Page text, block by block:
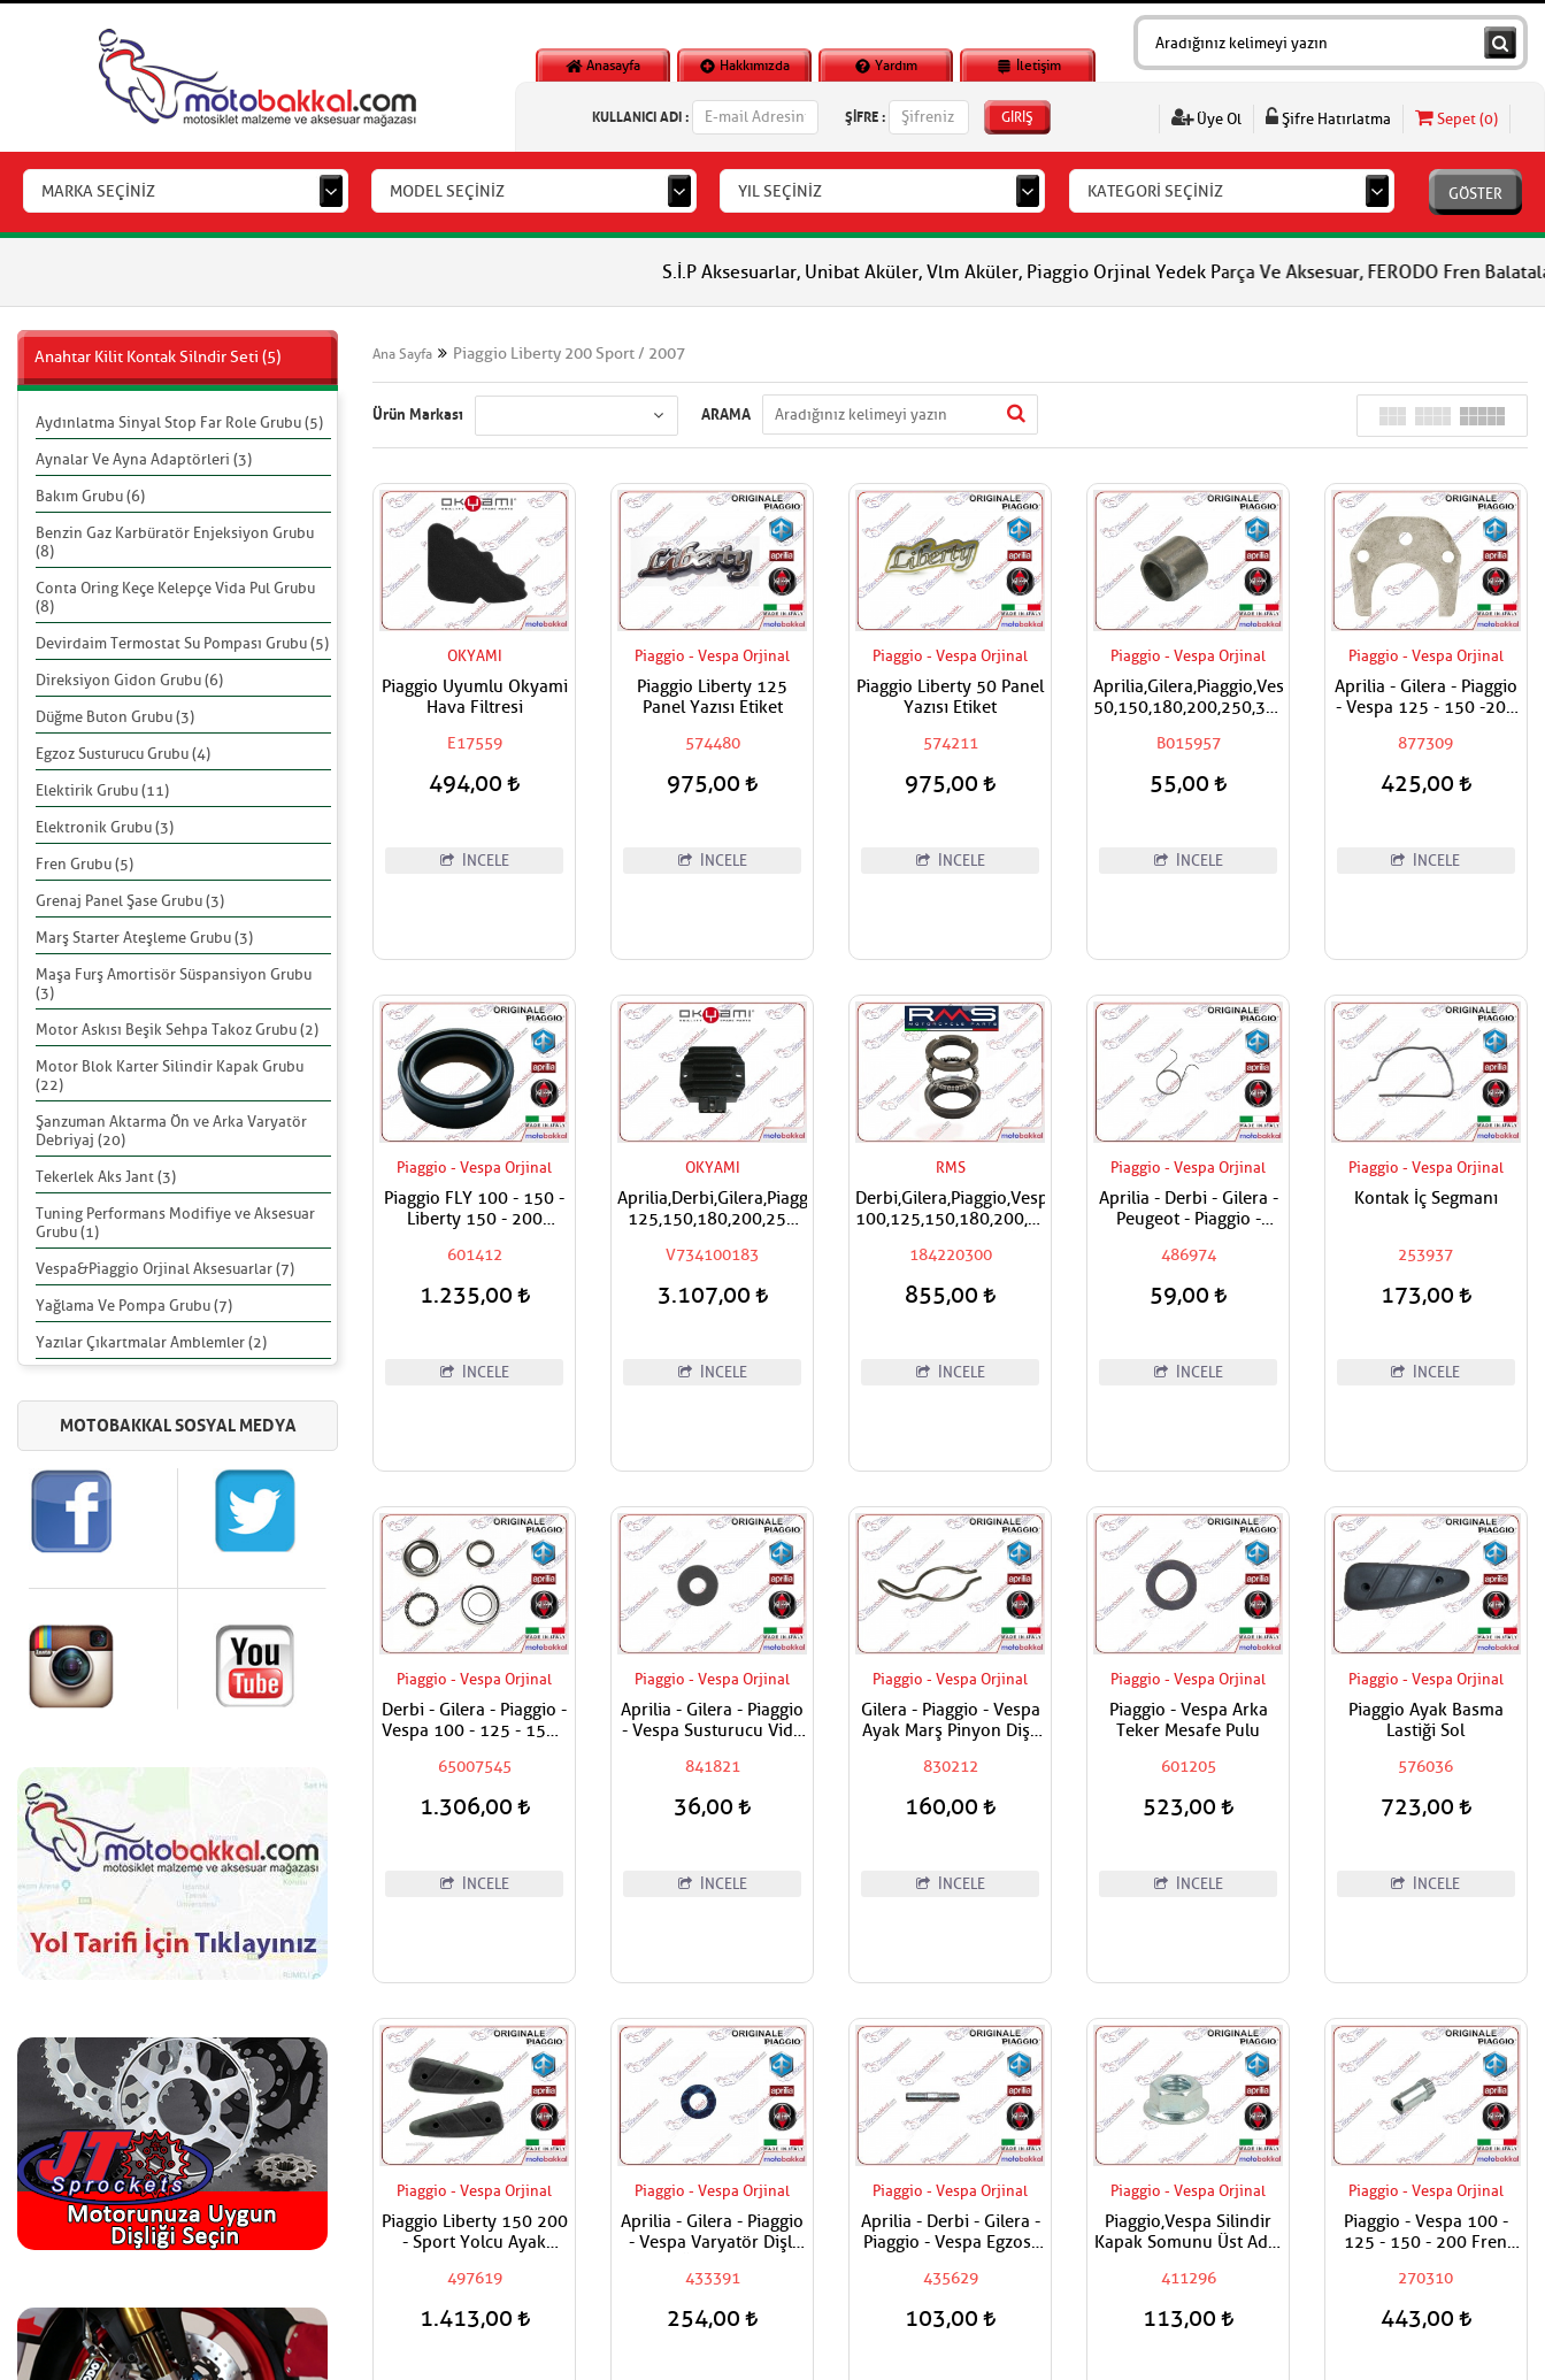
Anasayfa Hakkımızda Yardım İletişim
KULLANICI ADI : ŞİFRE : GİRİŞ Üye Ol Şifre Hatırlatma Sepet (0)
MARKA SEÇİNİZ MODEL SEÇİNİZ YIL SEÇİNİZ KATEGORİ SEÇİNİZ GÖSTER
S.İ.P Aksesuarlar, Unibat Aküler, Vlm Aküler, Piaggio Orjinal Yedek Parça Ve Aksesuar, FERODO Fren Balataları,
Anahtar Kilit Kontak Silndir Seti (5)
Aydınlatma Sinyal Stop Far Role Grubu (5)
Aynalar Ve Ayna Adaptörleri (3)
Bakım Grubu (6)
Benzin Gaz Karbüratör Enjeksiyon Grubu
(8)
Conta Oring Keçe Kelepçe Vida Pul Grubu
(8)
Devirdaim Termostat Su Pompası Grubu (5)
Direksiyon Gidon Grubu (6)
Düğme Buton Grubu (3)
Egzoz Susturucu Grubu (4)
Elektirik Grubu (11)
Elektronik Grubu (3)
Fren Grubu (5)
Grenaj Panel Şase Grubu (3)
Marş Starter Ateşleme Grubu (3)
Maşa Furş Amortisör Süspansiyon Grubu
(3)
Motor Askısı Beşik Sehpa Takoz Grubu (2)
Motor Blok Karter Silindir Kapak Grubu
(22)
Şanzuman Aktarma Ön ve Arka Varyatör
Debriyaj (20)
Tekerlek Aks Jant (3)
Tuning Performans Modifiye ve Aksesuar
Grubu (1)
Vespa&Piaggio Orjinal Aksesuarlar (7)
Yağlama Ve Pompa Grubu (7)
Yazılar Çıkartmalar Amblemler (2)
Ana Sayfa Piaggio Liberty 200 Sport / 2007
Ürün Markası ARAMA
OKYAMI
Piaggio Uyumlu Okyami
Hava Filtresi
E17559
494,00
İNCELE
Piaggio - Vespa Orjinal
Piaggio Liberty 125
Panel Yazısı Etiket
574480
975,00
İNCELE
Piaggio - Vespa Orjinal
Piaggio Liberty 50 Panel
Yazısı Etiket
574211
975,00
İNCELE
Piaggio - Vespa Orjinal
Aprilia,Gilera,Piaggio,Vespa
50,150,180,200,250,300
Adet Fiyatıdır
B015957
55,00
İNCELE
Piaggio - Vespa Orjinal
Aprilia - Gilera - Piaggio
- Vespa 125 - 150 -200
Mili Ara Hilali
877309
425,00
İNCELE
Piaggio - Vespa Orjinal
Piaggio FLY 100 - 150 -
Liberty 150 - 200
Fiyat. 48x34x11
601412
1.235,00
İNCELE
OKYAMI
Aprilia,Derbi,Gilera,Piaggio,Vespa
125,150,180,200,250
Regülatör,Konjektör
V734100183
3.107,00
İNCELE
RMS
Derbi,Gilera,Piaggio,Vespa
100,125,150,180,200,250,300,400
Ön Mesnet Maşa Bilyası
184220300
855,00
İNCELE
Piaggio - Vespa Orjinal
Aprilia - Derbi - Gilera -
Peugeot - Piaggio -
Yayı
486974
59,00
İNCELE
Piaggio - Vespa Orjinal
Kontak İç Segmanı
253937
173,00
İNCELE
Piaggio - Vespa Orjinal
Derbi - Gilera - Piaggio -
Vespa 100 - 125 - 150 -
400 Maşa Rulman Set
Alt - Furş Rulman Set Alt
65007545
1.306,00
İNCELE
Piaggio - Vespa Orjinal
Aprilia - Gilera - Piaggio
- Vespa Susturucu Vida
841821
36,00
İNCELE
Piaggio - Vespa Orjinal
Gilera - Piaggio - Vespa
Ayak Marş Pinyon Dişli
830212
160,00
İNCELE
Piaggio - Vespa Orjinal
Piaggio - Vespa Arka
Teker Mesafe Pulu
601205
523,00
İNCELE
Piaggio - Vespa Orjinal
Piaggio Ayak Basma
Lastiği Sol
576036
723,00
İNCELE
Piaggio - Vespa Orjinal
Piaggio Liberty 150 200
- Sport Yolcu Ayak
497619
1.413,00
Piaggio - Vespa Orjinal
Aprilia - Gilera - Piaggio
- Vespa Varyatör Dişli
433391
254,00
Piaggio - Vespa Orjinal
Aprilia - Derbi - Gilera -
Piaggio - Vespa Egzost
Adet Fiyatıdır
435629
103,00
Piaggio - Vespa Orjinal
Piaggio,Vespa Silindir
Kapak Somunu Üst Adet
411296
113,00
Piaggio - Vespa Orjinal
Piaggio - Vespa 100 -
125 - 150 - 200 Fren
270310
443,00